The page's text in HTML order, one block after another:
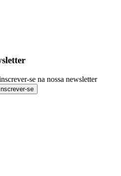
se na nossa newsletter
Inscrever-se